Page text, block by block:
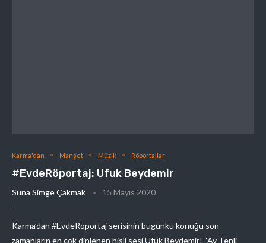
Karma'dan Manşet Müzik Röportajlar
#EvdeRöportaj: Ufuk Beydemir
Suna Simge Çakmak 15 Mayıs 2020
Karma’dan #EvdeRöportaj serisinin bugünkü konuğu son
zamanların en çok dinlenen hisli sesi Ufuk Beydemir! “Ay Tenli